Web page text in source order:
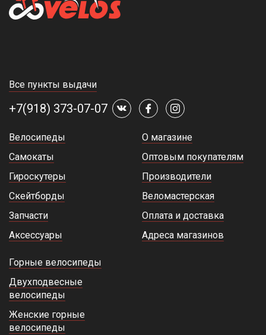
Все пункты выдачи
+7(918) 373-07-07
Велосипеды
Самокаты
Гироскутеры
Скейтборды
Запчасти
Аксессуары
О магазине
Оптовым покупателям
Производители
Веломастерская
Оплата и доставка
Адреса магазинов
Горные велосипеды
Двухподвесные
велосипеды
Женские горные
велосипеды